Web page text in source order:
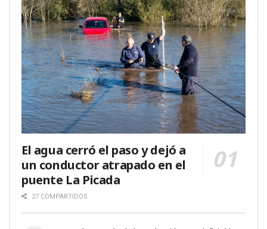
El agua cerró el paso y dejó a
un conductor atrapado en el
puente La Picada
27 COMPARTIDOS